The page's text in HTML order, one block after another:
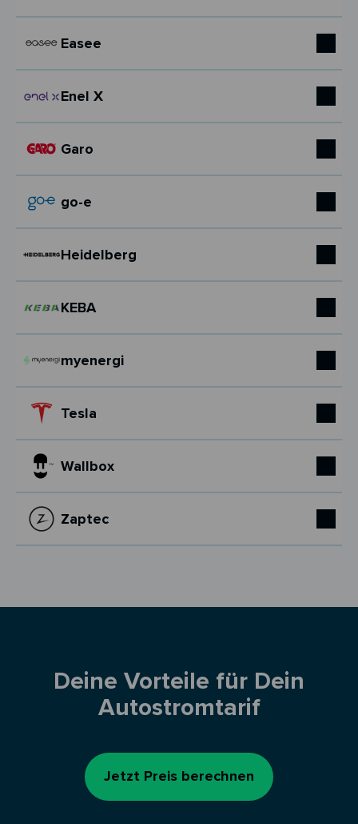
Easee
Enel X
Garo
go-e
Heidelberg
KEBA
myenergi
Tesla
Wallbox
Zaptec
Deine Vorteile für Dein
Autostromtarif
Jetzt Preis berechnen